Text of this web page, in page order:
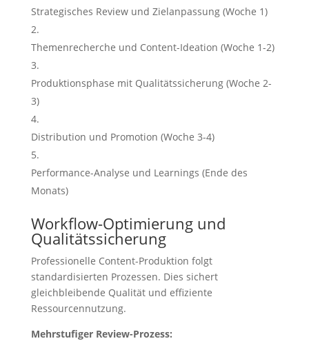
Strategisches Review und Zielanpassung (Woche 1)
Themenrecherche und Content-Ideation (Woche 1-2)
Produktionsphase mit Qualitätssicherung (Woche 2-
3)
Distribution und Promotion (Woche 3-4)
Performance-Analyse und Learnings (Ende des
Monats)
Workflow-Optimierung und
Qualitätssicherung
Professionelle Content-Produktion folgt
standardisierten Prozessen. Dies sichert
gleichbleibende Qualität und effiziente
Ressourcennutzung.
Mehrstufiger Review-Prozess: